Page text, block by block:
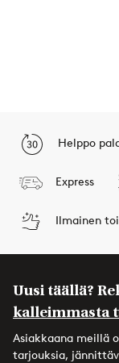
Helppo
Express
Ilmainen
Uusi täällä?
kalleimmasta
Asiakkaana meillä
tarjouksia,